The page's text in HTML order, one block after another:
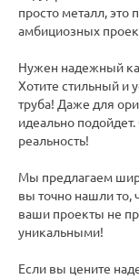
просто металл, это
амбициозных
Нужен надежный
Хотите стильный и
труба! Даже для
идеально
реальность!
Мы предлагаем
вы точно нашли то,
ваши проекты не
уникальными!
Если вы цените